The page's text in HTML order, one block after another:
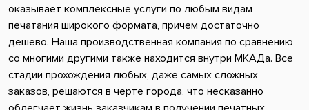
оказывает комплексные услуги по любым видам
печатания широкого формата, причем достаточно
дешево. Наша производственная компания по сравнению
со многими другими также находится внутри МКАДа. Все
стадии прохождения любых, даже самых сложных
заказов, решаются в черте города, что несказанно